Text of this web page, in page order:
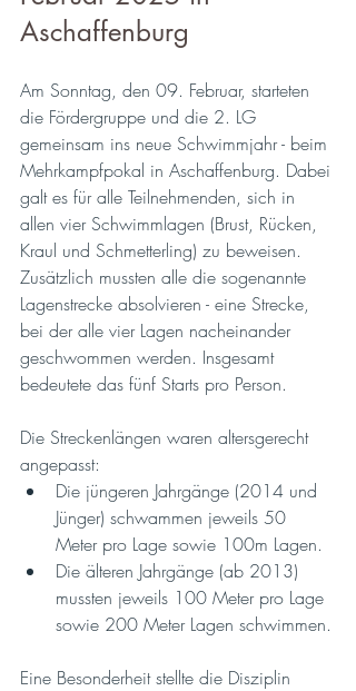
Aschaffenburg
Am Sonntag, den 09. Februar, starteten
die Fördergruppe und die 2. LG
gemeinsam ins neue Schwimmjahr - beim
Mehrkampfpokal in Aschaffenburg. Dabei
galt es für alle Teilnehmenden, sich in
allen vier Schwimmlagen (Brust, Rücken,
Kraul und Schmetterling) zu beweisen.
Zusätzlich mussten alle die sogenannte
Lagenstrecke absolvieren - eine Strecke,
bei der alle vier Lagen nacheinander
geschwommen werden. Insgesamt
bedeutete das fünf Starts pro Person.
Die Streckenlängen waren altersgerecht
angepasst:
Die jüngeren Jahrgänge (2014 und
Jünger) schwammen jeweils 50
Meter pro Lage sowie 100m Lagen.
Die älteren Jahrgänge (ab 2013)
mussten jeweils 100 Meter pro Lage
sowie 200 Meter Lagen schwimmen.
Eine Besonderheit stellte die Disziplin